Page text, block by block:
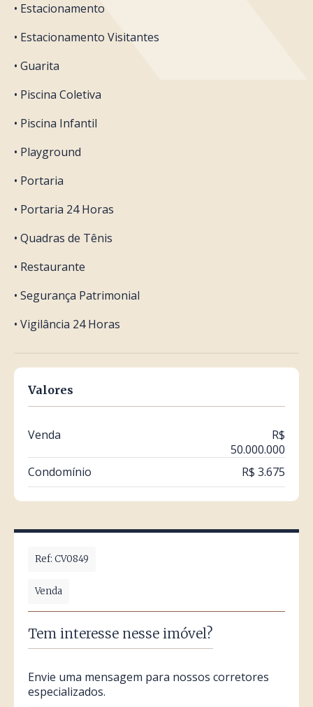
• Estacionamento
• Estacionamento Visitantes
• Guarita
• Piscina Coletiva
• Piscina Infantil
• Playground
• Portaria
• Portaria 24 Horas
• Quadras de Tênis
• Restaurante
• Segurança Patrimonial
• Vigilância 24 Horas
Valores
Venda
R$
50.000.000
Condomínio
R$ 3.675
Ref: CV0849
Venda
Tem interesse nesse imóvel?
Envie uma mensagem para nossos corretores
especializados.